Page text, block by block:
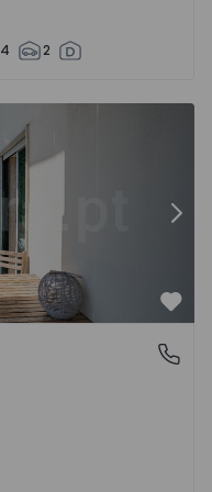
2
e Queijas - 1524029 - 1